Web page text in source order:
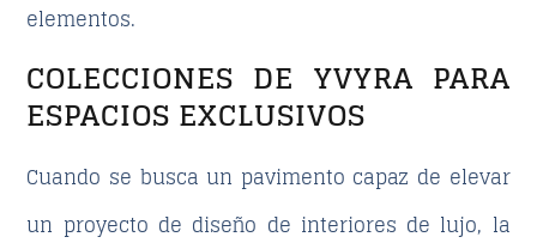
elementos.
COLECCIONES DE YVYRA PARA
ESPACIOS EXCLUSIVOS
Cuando se busca un pavimento capaz de elevar
un proyecto de diseño de interiores de lujo, la